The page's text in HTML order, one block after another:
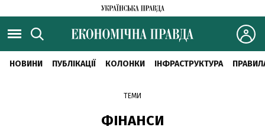
НОВИНИ ПУБЛІКАЦІЇ КОЛОНКИ ІНФРАСТРУКТУРА
ТЕМИ
ФІНАНСИ